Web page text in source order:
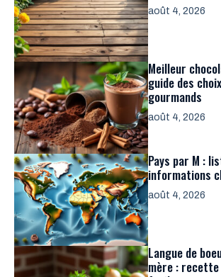
août 4, 2026
Meilleur
guide des
gourmands
août 4, 2026
Pays par M :
informations
août 4, 2026
Langue de
mère :